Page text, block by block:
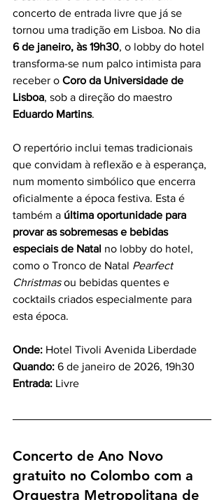
concerto de entrada livre que já se
tornou uma tradição em Lisboa. No dia
6 de janeiro, às 19h30, o lobby do hotel
transforma-se num palco intimista para
receber o Coro da Universidade de
Lisboa, sob a direção do maestro
Eduardo Martins.
O repertório inclui temas tradicionais
que convidam à reflexão e à esperança,
num momento simbólico que encerra
oficialmente a época festiva. Esta é
também a última oportunidade para
provar as sobremesas e bebidas
especiais de Natal no lobby do hotel,
como o Tronco de Natal Pearfect
Christmas ou bebidas quentes e
cocktails criados especialmente para
esta época.
Onde: Hotel Tivoli Avenida Liberdade
Quando: 6 de janeiro de 2026, 19h30
Entrada: Livre
Concerto de Ano Novo
gratuito no Colombo com a
Orquestra Metropolitana de